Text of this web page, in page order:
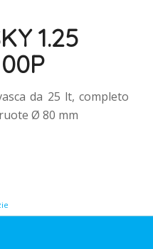
1.25
da 25 lt, completo
Ø 80 mm